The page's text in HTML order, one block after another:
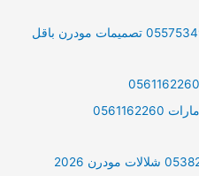
شركة تصميم شلالات بالاحساء 0557534995 تصميمات مودرن باقل
شركة نقل عفش من الدمام الى الامارات 0561162260